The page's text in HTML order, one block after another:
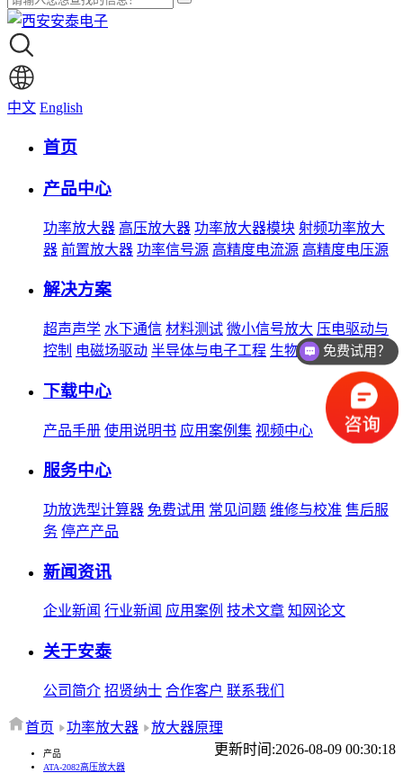
中文 English
首页
产品中心
功率放大器 高压放大器 功率放大器模块 射频功率放大
器 前置放大器 功率信号源 高精度电流源 高精度电压源
解决方案
超声声学 水下通信 材料测试 微小信号放大 压电驱动与
控制 电磁场驱动 半导体与电子工程 生物医学 先进制造
下载中心
产品手册 使用说明书 应用案例集 视频中心
服务中心
功放选型计算器 免费试用 常见问题 维修与校准 售后服
务 停产产品
新闻资讯
企业新闻 行业新闻 应用案例 技术文章 知网论文
关于安泰
公司简介 招贤纳士 合作客户 联系我们
首页 功率放大器
放大器原理
更新时间:2026-08-09 00:30:18
产品
ATA-2082高压放大器
免费试用？